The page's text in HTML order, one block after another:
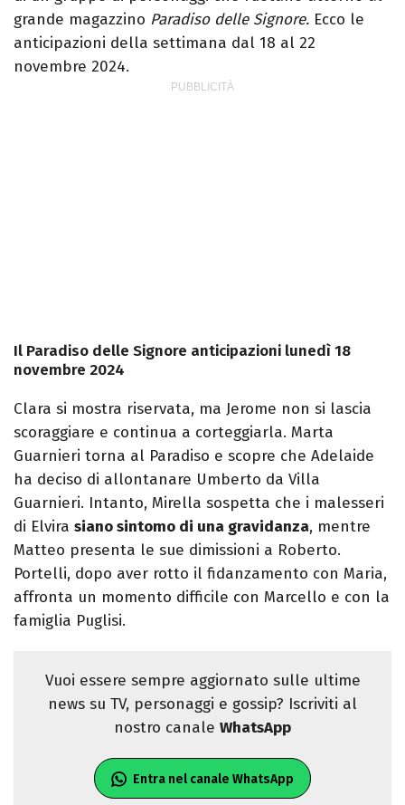
grande magazzino Paradiso delle Signore. Ecco le
anticipazioni della settimana dal 18 al 22
novembre 2024.
Il Paradiso delle Signore anticipazioni lunedì 18
novembre 2024
Clara si mostra riservata, ma Jerome non si lascia
scoraggiare e continua a corteggiarla. Marta
Guarnieri torna al Paradiso e scopre che Adelaide
ha deciso di allontanare Umberto da Villa
Guarnieri. Intanto, Mirella sospetta che i malesseri
di Elvira siano sintomo di una gravidanza, mentre
Matteo presenta le sue dimissioni a Roberto.
Portelli, dopo aver rotto il fidanzamento con Maria,
affronta un momento difficile con Marcello e con la
famiglia Puglisi.
Vuoi essere sempre aggiornato sulle ultime
news su TV, personaggi e gossip? Iscriviti al
nostro canale WhatsApp
Entra nel canale WhatsApp